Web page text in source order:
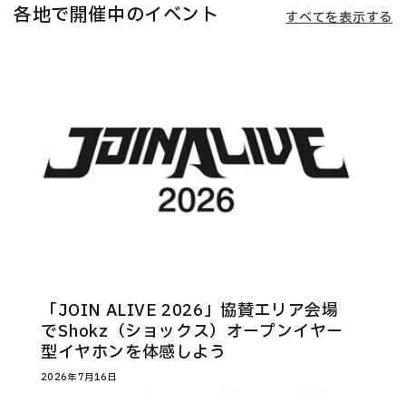
各地で開催中のイベント すべてを表示する
「JOIN ALIVE 2026」協賛エリア会場
でShokz（ショックス）オープンイヤー
型イヤホンを体感しよう
2026年7月16日